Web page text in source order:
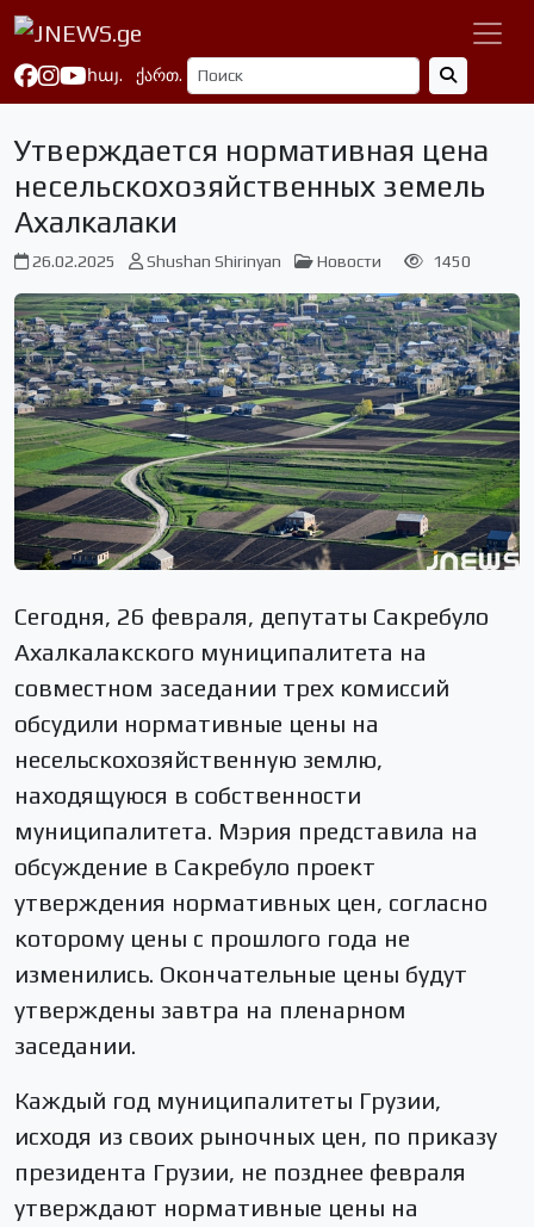
հայ. ქართ.
Утверждается нормативная цена
несельскохозяйственных земель
Ахалкалаки
26.02.2025 Shushan Shirinyan Новости 1450
Сегодня, 26 февраля, депутаты Сакребуло
Ахалкалакского муниципалитета на
совместном заседании трех комиссий
обсудили нормативные цены на
несельскохозяйственную землю,
находящуюся в собственности
муниципалитета. Мэрия представила на
обсуждение в Сакребуло проект
утверждения нормативных цен, согласно
которому цены с прошлого года не
изменились. Окончательные цены будут
утверждены завтра на пленарном
заседании.
Каждый год муниципалитеты Грузии,
исходя из своих рыночных цен, по приказу
президента Грузии, не позднее февраля
утверждают нормативные цены на